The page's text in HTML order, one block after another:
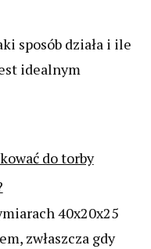
sposób działa i ile
idealnym
do torby
40x20x25
zwłaszcza gdy